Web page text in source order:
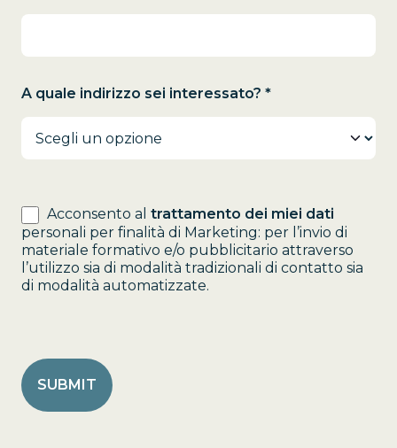
A quale indirizzo sei interessato? *
Acconsento al trattamento dei miei dati
personali per finalità di Marketing: per l’invio di
materiale formativo e/o pubblicitario attraverso
l’utilizzo sia di modalità tradizionali di contatto sia
di modalità automatizzate.